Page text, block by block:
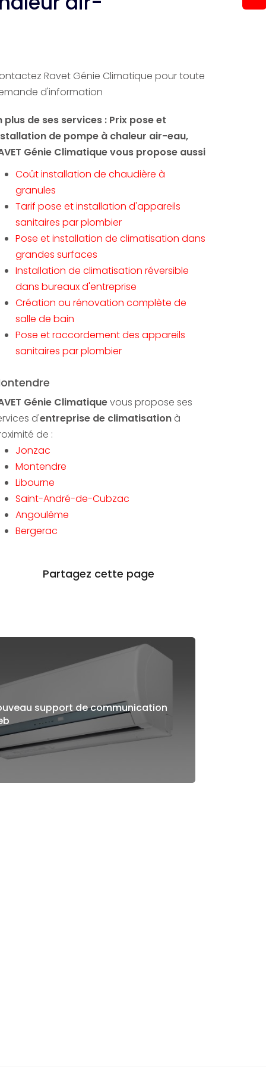
Ravet Génie Climatique pour toute
d'information
plus de ses services : Prix pose et
de pompe à chaleur air-eau,
Génie Climatique vous propose aussi
Coût installation de chaudière à
granules
Tarif pose et installation d'appareils
sanitaires par plombier
Pose et installation de climatisation dans
grandes surfaces
Installation de climatisation réversible
dans bureaux d'entreprise
Création ou rénovation complète de
salle de bain
Pose et raccordement des appareils
sanitaires par plombier
Génie Climatiquevous propose ses
d'entreprise de climatisation à
de :
Jonzac
Montendre
Libourne
Saint-André-de-Cubzac
Angoulême
Bergerac
support de communication